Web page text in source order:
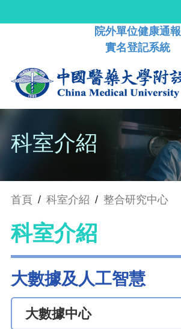
院外單位健康通報
實名登記系統
科室介紹
首頁 / 科室介紹 / 整合研究中心
科室介紹
大數據及人工智慧
大數據中心